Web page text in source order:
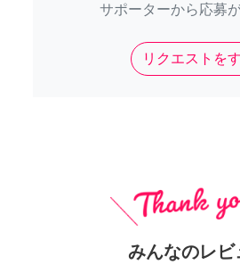
サポーターから応募
リクエストを
みんなのレビ